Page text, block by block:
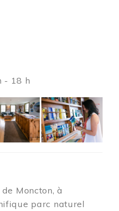
- 18 h
Moncton, à
parc naturel